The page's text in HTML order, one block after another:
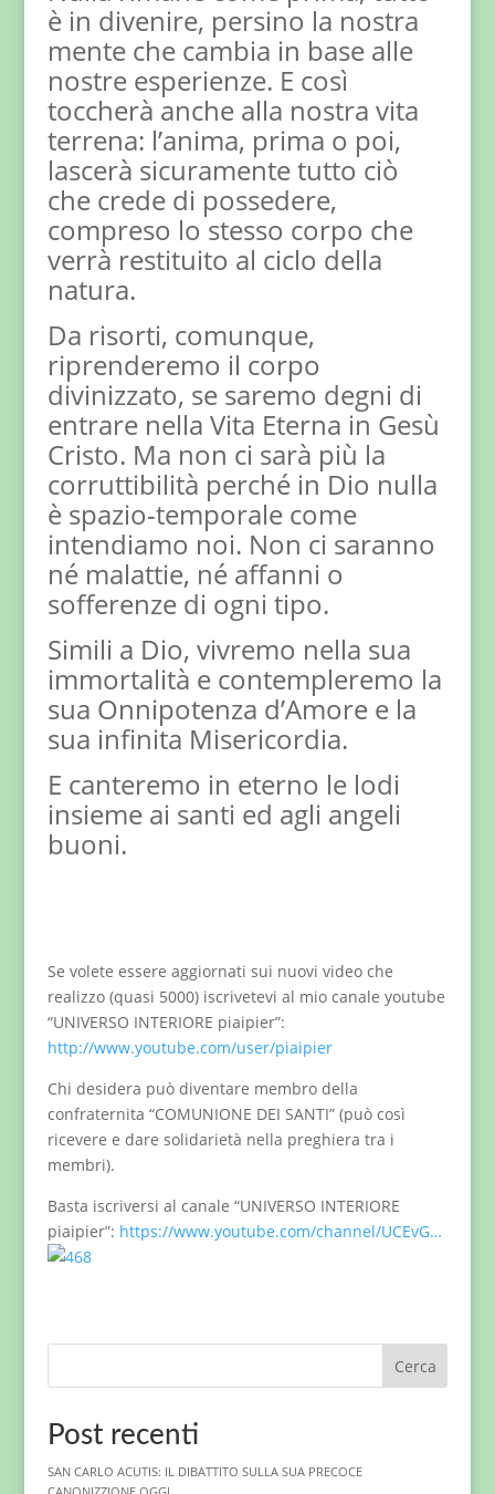
è in divenire, persino la nostra
mente che cambia in base alle
nostre esperienze. E così
toccherà anche alla nostra vita
terrena: l’anima, prima o poi,
lascerà sicuramente tutto ciò
che crede di possedere,
compreso lo stesso corpo che
verrà restituito al ciclo della
natura.
Da risorti, comunque,
riprenderemo il corpo
divinizzato, se saremo degni di
entrare nella Vita Eterna in Gesù
Cristo. Ma non ci sarà più la
corruttibilità perché in Dio nulla
è spazio-temporale come
intendiamo noi. Non ci saranno
né malattie, né affanni o
sofferenze di ogni tipo.
Simili a Dio, vivremo nella sua
immortalità e contempleremo la
sua Onnipotenza d’Amore e la
sua infinita Misericordia.
E canteremo in eterno le lodi
insieme ai santi ed agli angeli
buoni.
Se volete essere aggiornati sui nuovi video che
realizzo (quasi 5000) iscrivetevi al mio canale youtube
“UNIVERSO INTERIORE piaipier”:
http://www.youtube.com/user/piaipier
Chi desidera può diventare membro della
confraternita “COMUNIONE DEI SANTI” (può così
ricevere e dare solidarietà nella preghiera tra i
membri).
Basta iscriversi al canale “UNIVERSO INTERIORE
piaipier”: https://www.youtube.com/channel/UCEvG…
Cerca
Post recenti
SAN CARLO ACUTIS: IL DIBATTITO SULLA SUA PRECOCE